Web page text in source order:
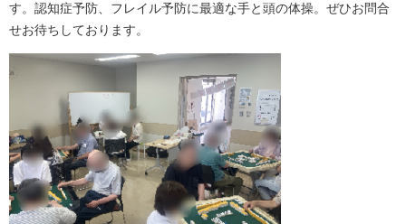
す。認知症予防、フレイル予防に最適な手と頭の体操。ぜひお問合
せお待ちしております。